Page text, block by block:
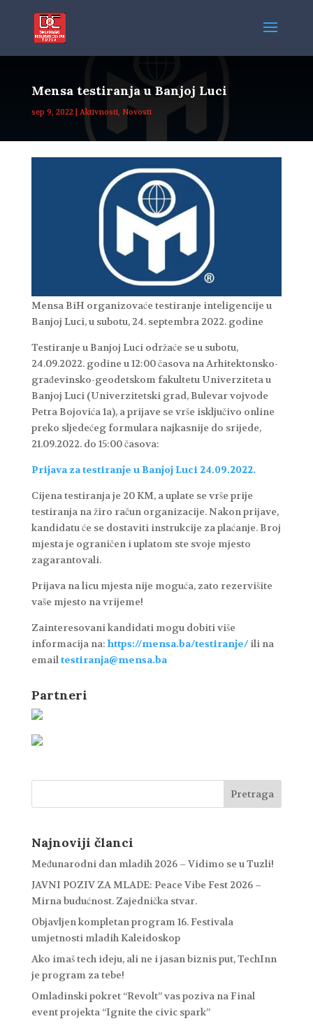
Mensa testiranja u Banjoj Luci
sep 9, 2022| Aktivnosti, Novosti
Mensa BiH organizovaće testiranje inteligencije u
Banjoj Luci, u subotu, 24. septembra 2022. godine
Testiranje u Banjoj Luci održaće se u subotu,
24.09.2022. godine u 12:00 časova na Arhitektonsko-
građevinsko-geodetskom fakultetu Univerziteta u
Banjoj Luci (Univerzitetski grad, Bulevar vojvode
Petra Bojovića 1a), a prijave se vrše isključivo online
preko sljedećeg formulara najkasnije do srijede,
21.09.2022. do 15:00 časova:
Prijava za testiranje u Banjoj Luci 24.09.2022.
Cijena testiranja je 20 KM, a uplate se vrše prije
testiranja na žiro račun organizacije. Nakon prijave,
kandidatu će se dostaviti instrukcije za plaćanje. Broj
mjesta je ograničen i uplatom ste svoje mjesto
zagarantovali.
Prijava na licu mjesta nije moguća, zato rezervišite
vaše mjesto na vrijeme!
Zainteresovani kandidati mogu dobiti više
informacija na:https://mensa.ba/testiranje/ili na
emailtestiranja@mensa.ba
Partneri
Najnoviji članci
Međunarodni dan mladih 2026 – Vidimo se u Tuzli!
JAVNI POZIV ZA MLADE: Peace Vibe Fest 2026 –
Mirna budućnost. Zajednička stvar.
Objavljen kompletan program 16. Festivala
umjetnosti mladih Kaleidoskop
Ako imaš tech ideju, ali ne i jasan biznis put, TechInn
je program za tebe!
Omladinski pokret “Revolt” vas poziva na Final
event projekta “Ignite the civic spark”